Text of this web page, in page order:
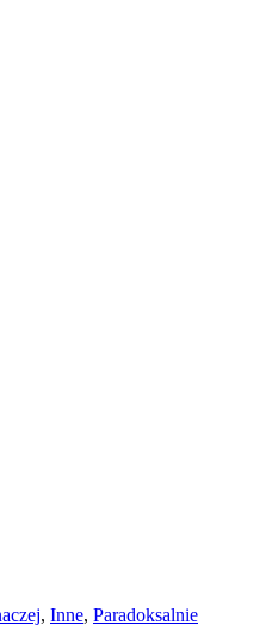
, Inne, Paradoksalnie